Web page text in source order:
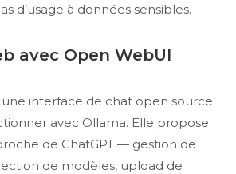
d’usage à données sensibles.
avec Open WebUI
interface de chat open source
avec Ollama. Elle propose
de ChatGPT — gestion de
de modèles, upload de